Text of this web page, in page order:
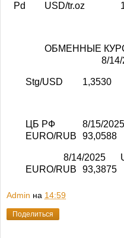
Pd
USD/tr.oz
ОБМЕННЫЕ
8/
Stg/USD 1,3530
ЦБ РФ 8/15/2025
EURO/RUB
93,0588
8/14/2025
EURO/RUB
93,3875
Admin на 14:59
Поделиться